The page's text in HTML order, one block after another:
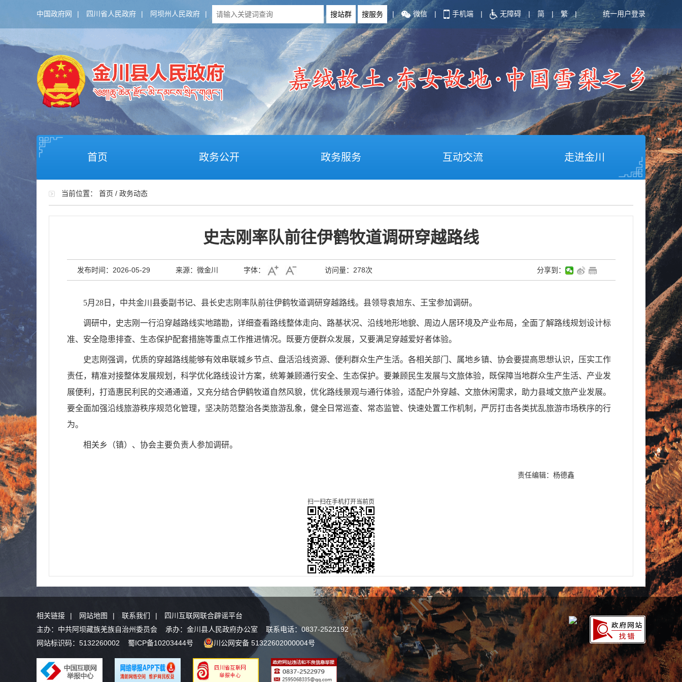
中国政府网 | 四川省人民政府 | 阿坝州人民政府 | | 微信 | 手机端 | 无障碍 | 简 | 繁 | 统一用户登录
首页 政务公开 政务服务 互动交流 走进金川
当前位置： 首页 / 政务动态
史志刚率队前往伊鹤牧道调研穿越路线
发布时间：2026-05-29 来源：微金川 字体： 访问量： 278次 分享到：
5月 28日，中共金川县委副书记、县长史志刚率队前往伊鹤牧道调研穿越路线。县领导袁旭东、王宝参加调研。
调研中，史志刚一行沿穿越路线实地踏勘，详细查看路线整体走向、路基状况、沿线地形地貌、周边人居环境及产业布局，全面了解路线规划设计标
准、安全隐患排查、生态保护配套措施等重点工作推进情况。既要方便群众发展，又要满足穿越爱好者体验。
史志刚强调，优质的穿越路线能够有效串联城乡节点、盘活沿线资源、便利群众生产生活。各相关部门、属地乡镇、协会要提高思想认识，压实工作
责任，精准对接整体发展规划，科学优化路线设计方案，统筹兼顾通行安全、生态保护。要兼顾民生发展与文旅体验，既保障当地群众生产生活、产业发
展便利，打造惠民利民的交通通道，又充分结合伊鹤牧道自然风貌，优化路线景观与通行体验，适配户外穿越、文旅休闲需求，助力县域文旅产业发展。
要全面加强沿线旅游秩序规范化管理，坚决防范整治各类旅游乱象，健全日常巡查、常态监管、快速处置工作机制，严厉打击各类扰乱旅游市场秩序的行
为。
相关乡（镇）、协会主要负责人参加调研。
责任编辑：杨德鑫
扫一扫在手机打开当前页
相关链接 | 网站地图 | 联系我们 |
四川互联网联合辟谣平台
主办：中共阿坝藏族羌族自治州委员会 承办：金川县人民政府办公室 联系电话：0837-2522192
网站标识码：5132260002 蜀ICP备10203444号 川公网安备 51322602000004号